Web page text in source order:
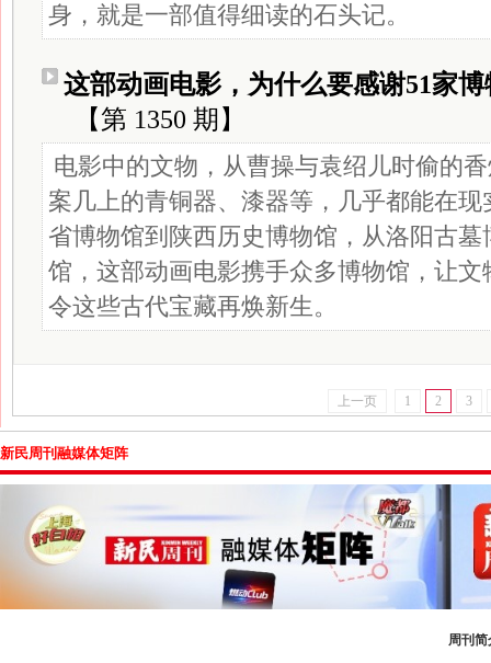
身，就是一部值得细读的石头记。
这部动画电影，为什么要感谢51家
【第 1350 期】
电影中的文物，从曹操与袁绍儿时偷的
案几上的青铜器、漆器等，几乎都能在
省博物馆到陕西历史博物馆，从洛阳古
馆，这部动画电影携手众多博物馆，让文
令这些古代宝藏再焕新生。
上一页 1 2 3
新民周刊融媒体矩阵
周刊简